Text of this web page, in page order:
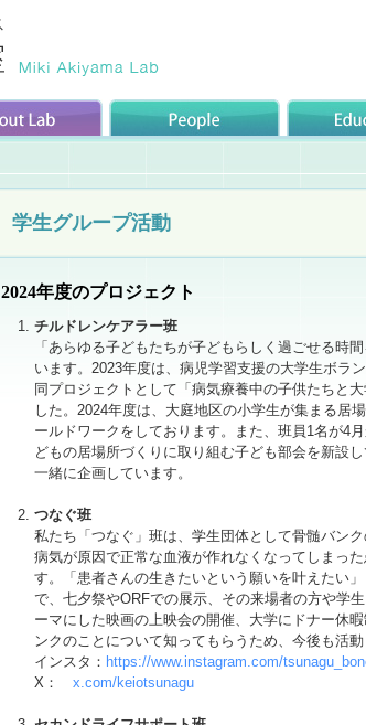
学生グループ活動
2024年度のプロジェクト
チルドレンケアラー班
「あらゆる子どもたちが子どもらしく過ごせる時
います。2023年度は、病児学習支援の大学生ボラ
同プロジェクトとして「病気療養中の子供たちと
した。2024年度は、大庭地区の小学生が集まる居
ールドワークをしております。また、班員1名が4
どもの居場所づくりに取り組む子ども部会を新設
一緒に企画しています。
つなぐ班
私たち「つなぐ」班は、学生団体として骨髄バン
病気が原因で正常な血液が作れなくなってしまっ
す。「患者さんの生きたいという願いを叶えたい
で、七夕祭やORFでの展示、その来場者の方や学
ーマにした映画の上映会の開催、大学にドナー休
ンクのことについて知ってもらうため、今後も活動
インスタ： https://www.instagram.com/
X： x.com/keiotsunagu